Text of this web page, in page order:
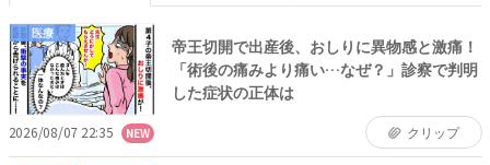
医療
帝王切開で出産後、おしりに異物感と激痛！
「術後の痛みより痛い…なぜ？」診察で判明
した症状の正体は
2026/08/07 22:35 NEW クリップ